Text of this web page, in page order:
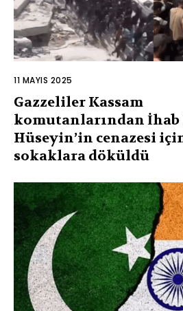
11 MAYIS 2025
Gazzeliler Kassam
komutanlarından İhab
Hüseyin’in cenazesi
sokaklara döküldü